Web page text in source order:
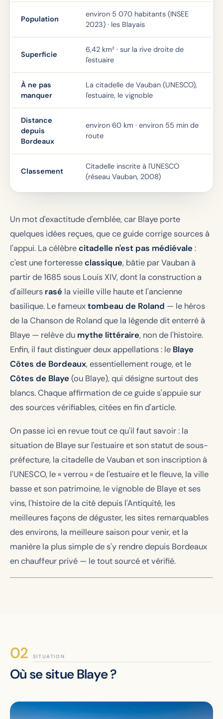
Population
environ 5 070 habitants (INSEE
2023) · les Blayais
Superficie
6,42 km² · sur la rive droite de
l'estuaire
À ne pas
manquer
La citadelle de Vauban (UNESCO),
l'estuaire, le vignoble
Distance
depuis
Bordeaux
environ 60 km · environ 55 min de
route
Classement
Citadelle inscrite à l'UNESCO
(réseau Vauban, 2008)
Un mot d'exactitude d'emblée, car Blaye porte
quelques idées reçues, que ce guide corrige sources à
l'appui. La célèbrecitadelle n'est pas médiévale :
c'est une forteresseclassique, bâtie par Vauban à
partir de 1685 sous Louis XIV, dont la construction a
d'ailleurs rasé la vieille ville haute et l'ancienne
basilique. Le fameuxtombeau de Roland — le héros
de la Chanson de Rolandque la légende dit enterré à
Blaye — relève du mythe littéraire, non de l'histoire.
Enfin, il faut distinguer deux appellations : le Blaye
Côtes de Bordeaux, essentiellement rouge, et le
Côtes de Blaye (ou Blaye), qui désigne surtout des
blancs. Chaque affirmation de ce guide s'appuie sur
des sources vérifiables, citées en fin d'article.
On passe ici en revue tout ce qu'il faut savoir : la
situation de Blaye sur l'estuaire et son statut de sous-
préfecture, la citadelle de Vauban et son inscription à
l'UNESCO, le « verrou » de l'estuaire et le fleuve, la ville
basse et son patrimoine, le vignoble de Blaye et ses
vins, l'histoire de la cité depuis l'Antiquité, les
meilleures façons de déguster, les sites remarquables
des environs, la meilleure saison pour venir, et la
manière la plus simple de s'y rendre depuis Bordeaux
en chauffeur privé — le tout sourcé et vérifié.
SITUATION
Où se situe Blaye ?